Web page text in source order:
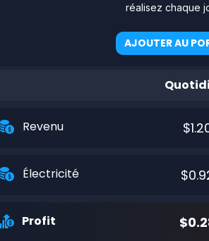
réalisez chaque
AJOUTER AU
Revenu
Électricité
Profit